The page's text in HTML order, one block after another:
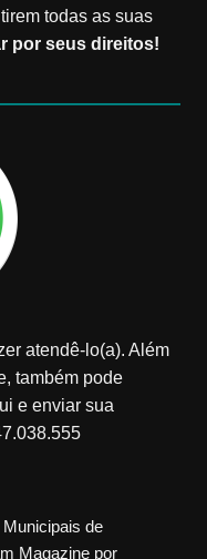
todas as suas
por seus direitos!
atendê-lo(a). Além
também pode
e enviar sua
de
Magazine por